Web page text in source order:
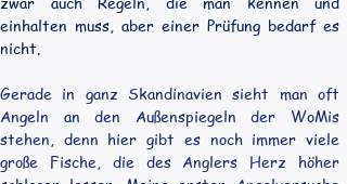
einhalten muss, aber einer Prüfung bedarf es
nicht.
Gerade in ganz Skandinavien sieht man oft
Angeln an den Außenspiegeln der WoMis
stehen, denn hier gibt es noch immer viele
große Fische, die des Anglers Herz höher